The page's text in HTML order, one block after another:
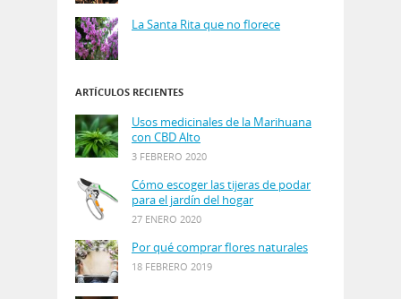
La Santa Rita que no florece
ARTÍCULOS RECIENTES
Usos medicinales de la Marihuana
con CBD Alto
3 FEBRERO 2020
Cómo escoger las tijeras de podar
para el jardín del hogar
27 ENERO 2020
Por qué comprar flores naturales
18 FEBRERO 2019